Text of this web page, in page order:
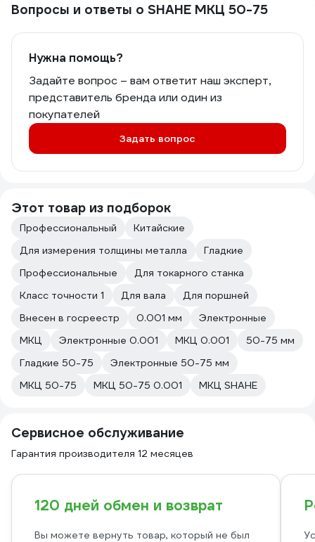
Вопросы и ответы о SHAHE МКЦ 50-75
Нужна помощь?
Задайте вопрос – вам ответит наш эксперт,
представитель бренда или один из
покупателей
Задать вопрос
Этот товар из подборок
Профессиональный
Китайские
Для измерения толщины металла
Гладкие
Профессиональные
Для токарного станка
Класс точности 1
Для вала
Для поршней
Внесен в госреестр
0.001 мм
Электронные
МКЦ
Электронные 0.001 МКЦ 0.001
50-75 мм
Гладкие 50-75
Электронные 50-75 мм
МКЦ 50-75
МКЦ 50-75 0.001 МКЦ SHAHE
Сервисное обслуживание
Гарантия производителя 12 месяцев
120 дней обмен и возврат
Вы можете вернуть товар, который не был